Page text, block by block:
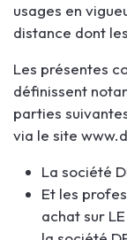
usages en
distance dont
Les présentes
définissent
parties
via le site
La société
Et les
achat sur LE